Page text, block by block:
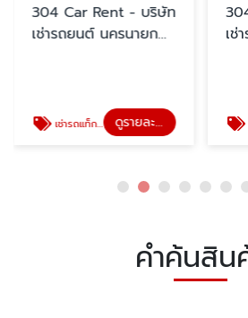
304 Car Rent - บริษัท
เช่ารถยนต์ นครนายก
เช่ารถแท็กซี่ ปราจีนบุรี ดูรายละเอียด
เช่
คำค้นสิน